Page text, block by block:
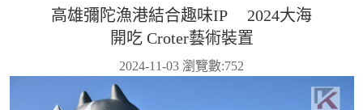
高雄彌陀漁港結合趣味IP 2024大海
開吃 Croter藝術裝置
2024-11-03 瀏覽數:752